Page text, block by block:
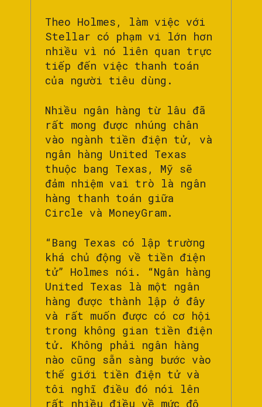
Theo Holmes, làm việc với
Stellar có phạm vi lớn hơn
nhiều vì nó liên quan trực
tiếp đến việc thanh toán
của người tiêu dùng.
Nhiều ngân hàng từ lâu đã
rất mong được nhúng chân
vào ngành tiền điện tử, và
ngân hàng United Texas
thuộc bang Texas, Mỹ sẽ
đảm nhiệm vai trò là ngân
hàng thanh toán giữa
Circle và MoneyGram.
“Bang Texas có lập trường
khá chủ động về tiền điện
tử” Holmes nói. “Ngân hàng
United Texas là một ngân
hàng được thành lập ở đây
và rất muốn được có cơ hội
trong không gian tiền điện
tử. Không phải ngân hàng
nào cũng sẵn sàng bước vào
thế giới tiền điện tử và
tôi nghĩ điều đó nói lên
rất nhiều điều về mức độ